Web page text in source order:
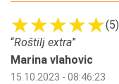
(5)
“Roštilj extra”
Marina vlahovic
15.10.2023 - 08:46:23